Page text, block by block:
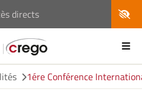
directs
1ére Conférence